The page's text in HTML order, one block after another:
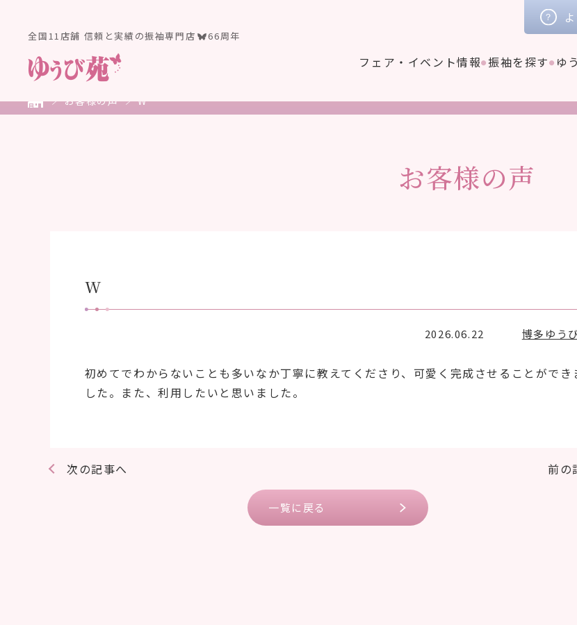
全国11店舗 信頼と実績の振袖専門店 66周年
フェア・イベント情報 振袖を探す ゆ
お客様の声 W
お客様の声
W
2026.06.22 博多ゆう
初めてでわからないことも多いなか丁寧に教えてくださり、可愛く完成させることができ
した。また、利用したいと思いました。
前の
次の記事へ
一覧に戻る